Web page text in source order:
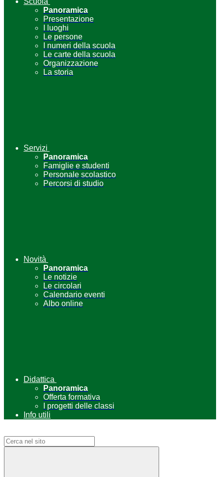
Panoramica
Presentazione
I luoghi
Le persone
I numeri della scuola
Le carte della scuola
Organizzazione
La storia
Servizi
Panoramica
Famiglie e studenti
Personale scolastico
Percorsi di studio
Novità
Panoramica
Le notizie
Le circolari
Calendario eventi
Albo online
Didattica
Panoramica
Offerta formativa
I progetti delle classi
Info utili